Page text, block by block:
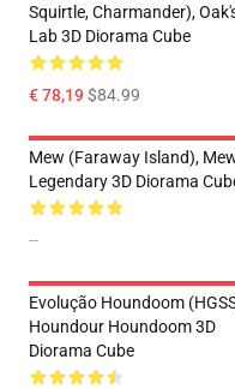
Squirtle, Charmander),
Lab 3D Diorama Cube
€ 78,19$84.99
Mew (Faraway Island),
Legendary 3D Diorama
--
Evolução Houndoom
Houndour Houndoom 3D
Diorama Cube